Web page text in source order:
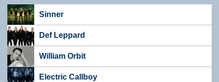
Sinner
Def Leppard
William Orbit
Electric Callboy